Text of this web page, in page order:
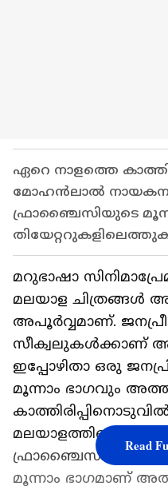
ഏറെ നാളത്തെ
മോഹൻലാൽ
ഫ്രാഞ്ചൈസിയുടെ
മറുഭാഷാ
മലയാള ചിത്രങ്ങള്‍
അപൂര്‍വ്വമാണ്.
സീക്വലുകള്‍ക്കാണ്
ഇപ്പോഴിതാ ഒരു
മൂന്നാം ഭാഗവും
മലയാളത്തിലെ
ഫ്രാഞ്ചൈസികളില്‍
മൂന്നാം ഭാഗമാണ്
Read